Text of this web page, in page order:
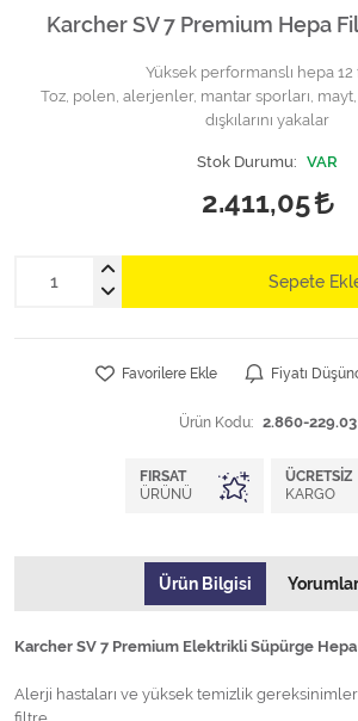
Karcher SV 7 Premium Hepa
Yüksek performanslı hepa
Toz, polen, alerjenler, mantar sporları,
dışkılarını yakalar
Stok Durumu: VAR
2.411,05
Sepete
Favorilere Ekle Fiyatı
Ürün Kodu: 2.860-229.03
FIRSAT
ÜRÜNÜ
ÜCRETSIZ
KARGO
Ürün Bilgisi
Karcher SV 7 Premium Elektrikli Süpürge
Alerji hastaları ve yüksek temizlik